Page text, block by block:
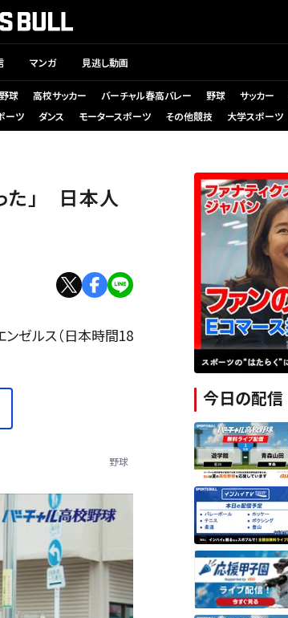
マンガ 見逃し動画
球 高校サッカー バーチャル春高バレー 野球 サッカー
ーツ ダンス モータースポーツ その他競技 大学スポーツ
た」 日本人
ゼルス（日本時間18
野球
今日の配信